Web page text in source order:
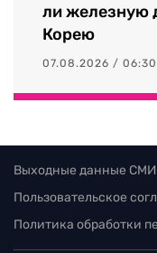
ли железную
Корею
07.08.2026 / 06:30
Выходные данные СМИ
Пользовательское
Политика обработки